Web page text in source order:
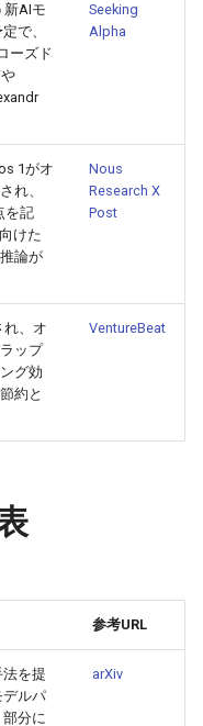
06-07
06-06
06-04
06-03
06-01
05-31
05-29
05-26
05-25
11-22
11-21
11-19
11-18
11-16
11-15
11-13
11-10
11-09
06-04
06-03
06-01
05-31
05-29
05-28
05-26
05-23
05-22
11-22
11-21
11-19
11-18
11-16
11-15
11-13
11-10
11-09
06-04
06-03
05-31
05-30
05-28
05-27
05-25
05-22
05-21
11-22
11-21
11-19
11-18
11-16
11-15
11-13
11-10
11-09
06-07
06-06
06-04
06-03
06-01
05-31
05-29
05-26
05-25
06-01
05-31
AIモ
で、
ーズド
Seeking
Alpha
1がオ
れ、
を記
けた
論が
Nous
Research X
Post
れ、オ
ップ
グ効
約と
VentureBeat
参考URL
を提
デルパ
分に
arXiv